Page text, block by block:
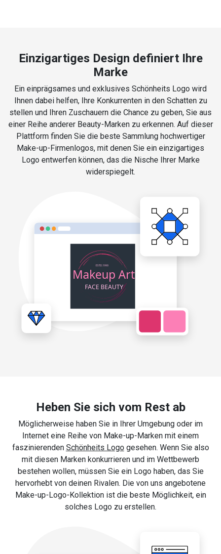
Einzigartiges Design definiert Ihre
Marke
Ein einprägsames und exklusives Schönheits Logo wird
Ihnen dabei helfen, Ihre Konkurrenten in den Schatten zu
stellen und Ihren Zuschauern die Chance zu geben, Sie aus
einer Reihe anderer Beauty-Marken zu erkennen. Auf dieser
Plattform finden Sie die beste Sammlung hochwertiger
Make-up-Firmenlogos, mit denen Sie ein einzigartiges
Logo entwerfen können, das die Nische Ihrer Marke
widerspiegelt.
Heben Sie sich vom Rest ab
Möglicherweise haben Sie in Ihrer Umgebung oder im
Internet eine Reihe von Make-up-Marken mit einem
faszinierenden Schönheits Logogesehen. Wenn Sie also
mit diesen Marken konkurrieren und im Wettbewerb
bestehen wollen, müssen Sie ein Logo haben, das Sie
hervorhebt von deinen Rivalen. Die von uns angebotene
Make-up-Logo-Kollektion ist die beste Möglichkeit, ein
solches Logo zu erstellen.